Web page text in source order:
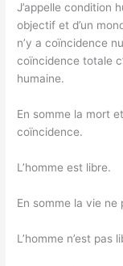
J’appelle condition
objectif et d’un
n’y a coïncidence
coïncidence totale
humaine.
En somme la mort
coïncidence.
L’homme est libre.
En somme la vie ne
L’homme n’est pas